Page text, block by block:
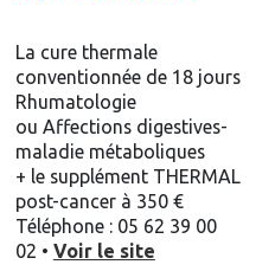
La cure thermale
conventionnée de 18 jours
Rhumatologie
ou Affections digestives-
maladie métaboliques
+ le supplément THERMAL
post-cancer à 350 €
Téléphone : 05 62 39 00
02 • Voir le site